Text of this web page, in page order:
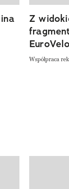
Z
Współpraca